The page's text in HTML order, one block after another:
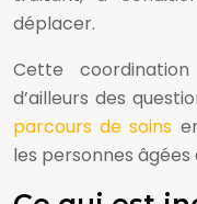
déplacer.
Cette
d’ailleurs des
parcours de soins
les personnes